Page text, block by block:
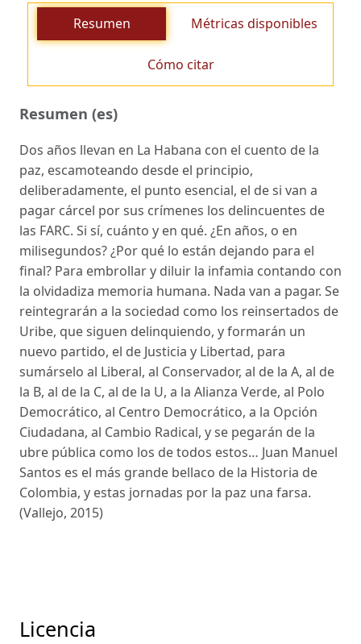
Resumen Métricas disponibles
Cómo citar
Resumen (es)
Dos años llevan en La Habana con el cuento de la
paz, escamoteando desde el principio,
deliberadamente, el punto esencial, el de si van a
pagar cárcel por sus crímenes los delincuentes de
las FARC. Si sí, cuánto y en qué. ¿En años, o en
milisegundos? ¿Por qué lo están dejando para el
final? Para embrollar y diluir la infamia contando con
la olvidadiza memoria humana. Nada van a pagar. Se
reintegrarán a la sociedad como los reinsertados de
Uribe, que siguen delinquiendo, y formarán un
nuevo partido, el de Justicia y Libertad, para
sumárselo al Liberal, al Conservador, al de la A, al de
la B, al de la C, al de la U, a la Alianza Verde, al Polo
Democrático, al Centro Democrático, a la Opción
Ciudadana, al Cambio Radical, y se pegarán de la
ubre pública como los de todos estos… Juan Manuel
Santos es el más grande bellaco de la Historia de
Colombia, y estas jornadas por la paz una farsa.
(Vallejo, 2015)
Licencia